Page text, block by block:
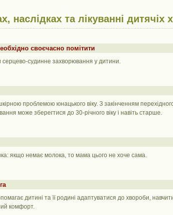
наслідках та лікуванні дитячіх
своєчасно помітити
судинне захворювання у дитини.
проблемою юнацького віку. З закінченням перехідного
може зберегтися до 30-річного віку і навіть старше.
якщо немає молока, то мама цього не хоче сама.
дитині та її родині адаптуватися до хвороби,
комфорт.